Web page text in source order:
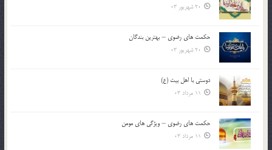
20 شهریور 03
حکمت های رضوی – بهترین بندگان
20 شهریور 03
دوستی با اهل بیت (ع)
11 مرداد 03
حکمت های رضوی – ویژگی های مومن
11 مرداد 03